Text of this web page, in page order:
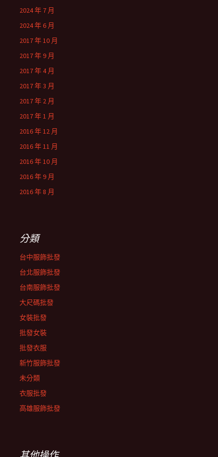
2024 年 7 月
2024 年 6 月
2017 年 10 月
2017 年 9 月
2017 年 4 月
2017 年 3 月
2017 年 2 月
2017 年 1 月
2016 年 12 月
2016 年 11 月
2016 年 10 月
2016 年 9 月
2016 年 8 月
分類
台中服飾批發
台北服飾批發
台南服飾批發
大尺碼批發
女裝批發
批發女裝
批發衣服
新竹服飾批發
未分類
衣服批發
高雄服飾批發